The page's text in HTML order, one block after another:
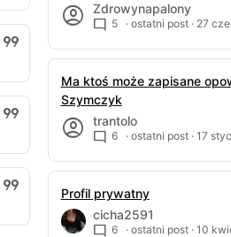
Zdrowynapalony
5 · ostatni post · 27
Ma ktoś może zapisane
Szymczyk
trantolo
6 · ostatni post · 17
Profil prywatny
cicha2591
6 · ostatni post · 10